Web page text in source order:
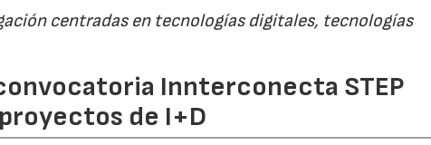
centradas en tecnologías digitales, tecnologías
Innterconecta STEP
de I+D